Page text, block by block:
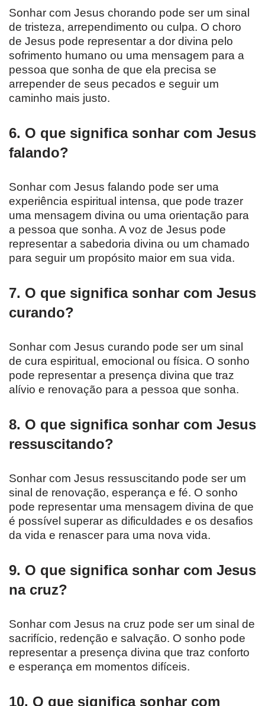
Sonhar com Jesus chorando pode ser um sinal
de tristeza, arrependimento ou culpa. O choro
de Jesus pode representar a dor divina pelo
sofrimento humano ou uma mensagem para a
pessoa que sonha de que ela precisa se
arrepender de seus pecados e seguir um
caminho mais justo.
6. O que significa sonhar com Jesus
falando?
Sonhar com Jesus falando pode ser uma
experiência espiritual intensa, que pode trazer
uma mensagem divina ou uma orientação para
a pessoa que sonha. A voz de Jesus pode
representar a sabedoria divina ou um chamado
para seguir um propósito maior em sua vida.
7. O que significa sonhar com Jesus
curando?
Sonhar com Jesus curando pode ser um sinal
de cura espiritual, emocional ou física. O sonho
pode representar a presença divina que traz
alívio e renovação para a pessoa que sonha.
8. O que significa sonhar com Jesus
ressuscitando?
Sonhar com Jesus ressuscitando pode ser um
sinal de renovação, esperança e fé. O sonho
pode representar uma mensagem divina de que
é possível superar as dificuldades e os desafios
da vida e renascer para uma nova vida.
9. O que significa sonhar com Jesus
na cruz?
Sonhar com Jesus na cruz pode ser um sinal de
sacrifício, redenção e salvação. O sonho pode
representar a presença divina que traz conforto
e esperança em momentos difíceis.
10. O que significa sonhar com